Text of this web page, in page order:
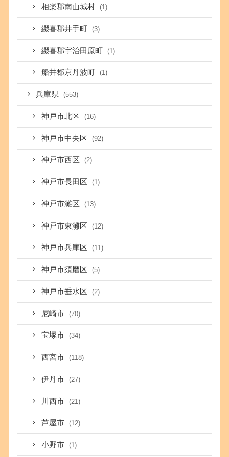
相楽郡南山城村 (1)
綴喜郡井手町 (3)
綴喜郡宇治田原町 (1)
船井郡京丹波町 (1)
兵庫県 (553)
神戸市北区 (16)
神戸市中央区 (92)
神戸市西区 (2)
神戸市長田区 (1)
神戸市灘区 (13)
神戸市東灘区 (12)
神戸市兵庫区 (11)
神戸市須磨区 (5)
神戸市垂水区 (2)
尼崎市 (70)
宝塚市 (34)
西宮市 (118)
伊丹市 (27)
川西市 (21)
芦屋市 (12)
小野市 (1)